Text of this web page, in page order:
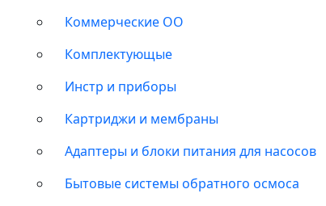
Коммерческие ОО
Комплектующые
Инстр и приборы
Картриджи и мембраны
Адаптеры и блоки питания для насосов
Бытовые системы обратного осмоса